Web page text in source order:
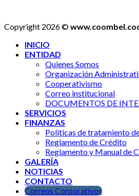
Copyright 2026 ©
INICIO
ENTIDAD
Quienes Somos
Organización
Cooperativismo
Correo institucional
DOCUMENTOS DE
SERVICIOS
FINANZAS
Politicas de tratamiento
Reglamento de Crédito
Reglamento y Manual de
GALERÍA
NOTICIAS
CONTACTO
Correos Corporativos